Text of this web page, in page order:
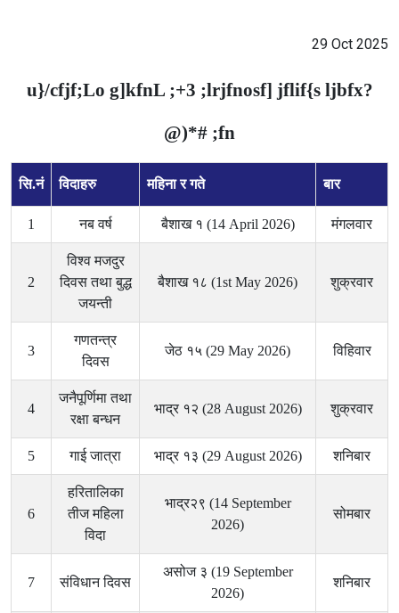
29 Oct 2025
u}/cfjf;Lo g]kfnL ;+3 ;lrjfnosf] jflif{s ljbfx?
@)*# ;fn
सि.नं विदाहरु महिना र गते बार
1 नब वर्ष बैशाख १ (14 April 2026) मंगलवार
2
विश्व मजदुर
दिवस तथा बुद्ध
जयन्ती
बैशाख १८ (1st May 2026) शुक्रवार
3
गणतन्त्र
दिवस
जेठ १५ (29 May 2026) विहिवार
4
जनैपूर्णिमा तथा
रक्षा बन्धन
भाद्र १२ (28 August 2026) शुक्रवार
5 गाई जात्रा भाद्र १३ (29 August 2026) शनिबार
6
हरितालिका
तीज महिला
विदा
भाद्र२९ (14 September
2026)
सोमबार
7 संविधान दिवस
असोज ३ (19 September
2026)
शनिबार